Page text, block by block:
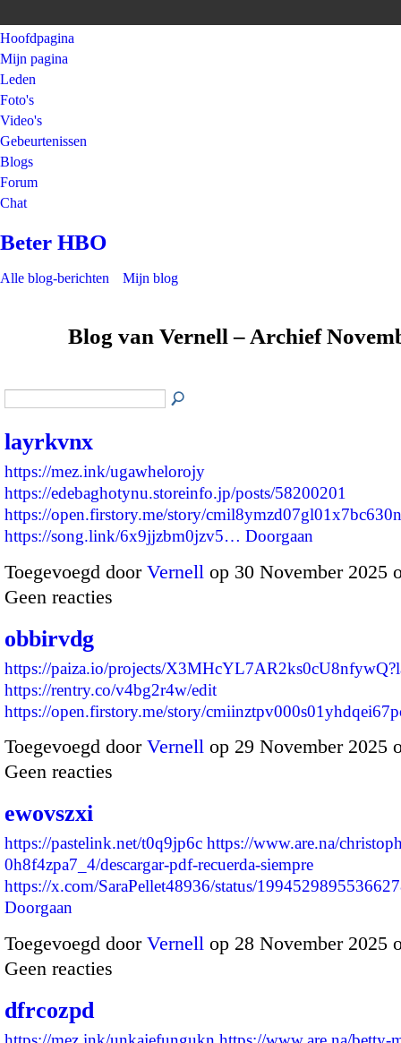
Hoofdpagina
Mijn pagina
Leden
Foto's
Video's
Gebeurtenissen
Blogs
Forum
Chat
Beter HBO
Alle blog-berichten Mijn blog
Blog van Vernell – Archief
layrkvnx
https://mez.ink/ugawhelorojy
https://edebaghotynu.storeinfo.jp/posts/58200201
https://open.firstory.me/story/
https://song.link/6x9jjzbm0jzv5… Doorgaan
Toegevoegd door Vernell op 30 November 2025
Geen reacties
obbirvdg
https://paiza.io/projects/
https://rentry.co/v4bg2r4w/edit
https://open.firstory.me/story/
Toegevoegd door Vernell op 29 November 2025
Geen reacties
ewovszxi
https://pastelink.net/t0q9jp6c https://www.are.na/
0h8f4zpa7_4/descargar-pdf-recuerda-siempre
https://x.com/SaraPellet48936/status/
Doorgaan
Toegevoegd door Vernell op 28 November 2025
Geen reacties
dfrcozpd